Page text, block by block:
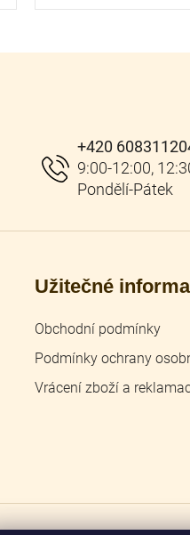
+420
Užitečné
Obchodní podmínky
Podmínky ochrany
Vrácení zboží a